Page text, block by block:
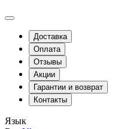
Доставка
Оплата
Отзывы
Акции
Гарантии и возврат
Контакты
Язык